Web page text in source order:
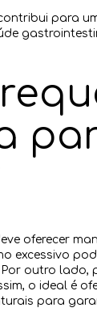
para
oferecer
excessivo
outro lado,
o ideal é
para